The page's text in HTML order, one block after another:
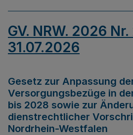
GV. NRW. 2026
31.07.2026
Gesetz zur Anpassung
Versorgungsbezüge in
bis 2028 sowie zur
dienstrechtlicher
Nordrhein-Westfalen